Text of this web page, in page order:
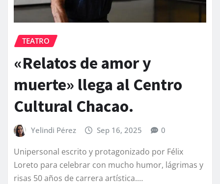
TEATRO
«Relatos de amor y
muerte» llega al Centro
Cultural Chacao.
Yelindi Pérez Sep 16, 2025 0
Unipersonal escrito y protagonizado por Félix
Loreto para celebrar con mucho humor, lágrimas y
risas 50 años de carrera artística.…